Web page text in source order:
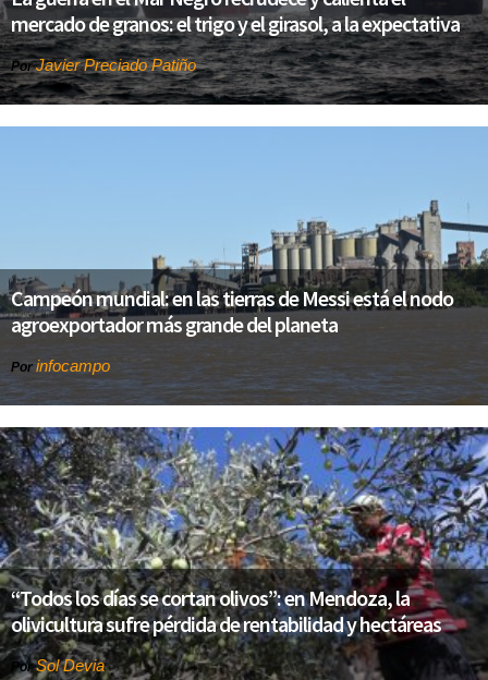
mercado de granos: el trigo y el girasol, a la expectativa
PorJavier Preciado Patiño
Campeón mundial: en las tierras de Messi está el nodo
agroexportador más grande del planeta
Por infocampo
“Todos los días se cortan olivos”: en Mendoza, la
olivicultura sufre pérdida de rentabilidad y hectáreas
PorSol Devia